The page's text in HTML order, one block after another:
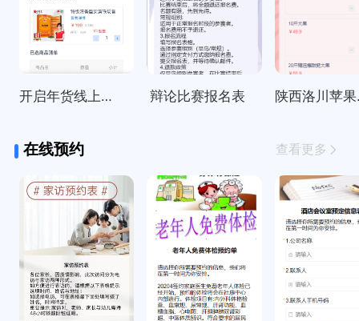
开启年货线上订购啦～ 辩论比赛报名表 陕
在线预约 查看更多